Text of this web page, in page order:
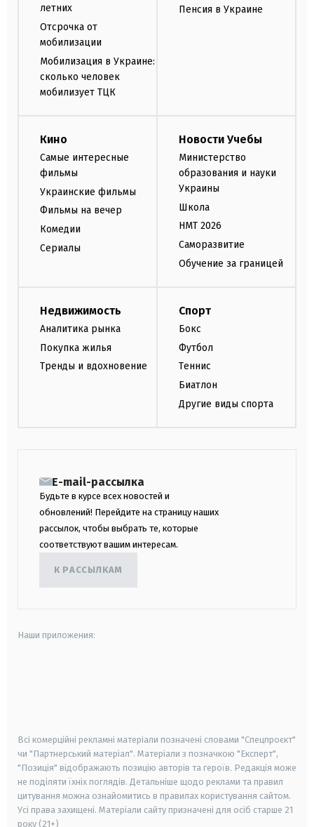
летних
Отсрочка от
мобилизации
Мобилизация в Украине:
сколько человек
мобилизует ТЦК
Пенсия в Украине
Кино
Самые интересные
фильмы
Украинские фильмы
Фильмы на вечер
Комедии
Сериалы
Новости Учебы
Министерство
образования и науки
Украины
Школа
НМТ 2026
Саморазвитие
Обучение за границей
Недвижимость
Аналитика рынка
Покупка жилья
Тренды и вдохновение
Спорт
Бокс
Футбол
Теннис
Биатлон
Другие виды спорта
E-mail-рассылка
Будьте в курсе всех новостей и
обновлений! Перейдите на страницу наших
рассылок, чтобы выбрать те, которые
соответствуют вашим интересам.
К РАССЫЛКАМ
Наши приложения:
Всі комерційні рекламні матеріали позначені словами "Спецпроєкт"
чи "Партнерський матеріал". Матеріали з позначкою "Експерт",
"Позиція" відображають позицію авторів та героїв. Редакція може
не поділяти їхніх поглядів. Детальніше щодо реклами та правил
цитування можна ознайомитись в правилах користування сайтом.
Усі права захищені. Матеріали сайту призначені для осіб старше 21
року (21+)